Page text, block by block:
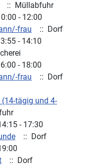
:: Müllabfuhr
- 12:00
frau
:: Dorf
- 14:10
- 18:00
frau
:: Dorf
tägig und 4-
- 17:30
:: Dorf
:: Dorf